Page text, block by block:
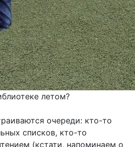
летом?
очереди: кто-то
списков, кто-то
(кстати, напоминаем о